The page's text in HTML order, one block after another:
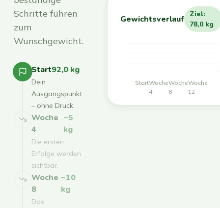
Schritte führen
zum
Wunschgewicht.
Start92,0 kg
Dein
Ausgangspunkt
– ohne Druck.
Woche
4
−5
kg
Die ersten
Erfolge werden
sichtbar.
Woche
8
−10
kg
Das
Gewichtsverlauf
Ziel:
78,0 kg
StartWoche
4
Woche
8
Woche
12